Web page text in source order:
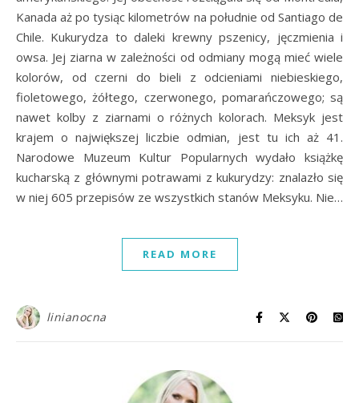
Kanada aż po tysiąc kilometrów na południe od Santiago de
Chile. Kukurydza to daleki krewny pszenicy, jęczmienia i
owsa. Jej ziarna w zależności od odmiany mogą mieć wiele
kolorów, od czerni do bieli z odcieniami niebieskiego,
fioletowego, żółtego, czerwonego, pomarańczowego; są
nawet kolby z ziarnami o różnych kolorach. Meksyk jest
krajem o największej liczbie odmian, jest tu ich aż 41.
Narodowe Muzeum Kultur Popularnych wydało książkę
kucharską z głównymi potrawami z kukurydzy: znalazło się
w niej 605 przepisów ze wszystkich stanów Meksyku. Nie…
READ MORE
linianocna